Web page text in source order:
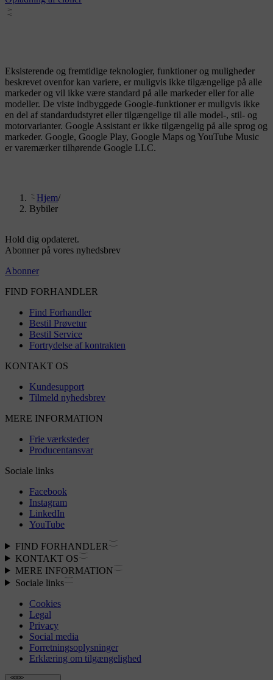
Eksisterende og fremtidige teknologier, funktioner og muligheder
beskrevet ovenfor kan variere, er muligvis ikke tilgængelige på alle
markeder og vil ikke være standard på alle markeder eller for alle
modeller. De viste indbyggede Google-funktioner er muligvis ikke
en del af standardudstyret eller tilgængelige til alle model-, stil- og
motorvarianter. Google Assistant er ikke tilgængelig på alle sprog og
markeder. Google, Google Play, Google Maps og YouTube Music
er varemærker tilhørende Google LLC.
Hjem/
Bybiler